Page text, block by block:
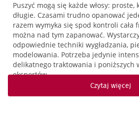
Puszyć mogą się każde włosy: proste,
długie. Czasami trudno opanować
razem wymyka się spod kontroli cała
można nad tym zapanować.
odpowiednie techniki wygładzania,
modelowania. Potrzeba jedynie
delikatnego traktowania i poniższych
ekspertów…
Czytaj więcej